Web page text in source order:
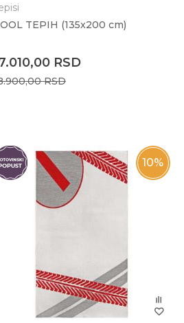
TEPIH (135x200 cm)
RSD
RSD
10%